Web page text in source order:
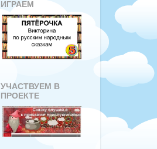
ИГРАЕМ
УЧАСТВУЕМ В
ПРОЕКТЕ